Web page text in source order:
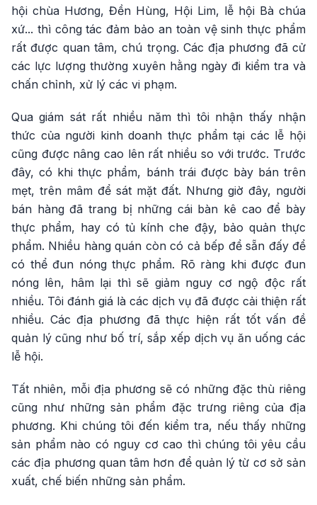
hội chùa Hương, Đền Hùng, Hội Lim, lễ hội Bà chúa
xứ... thì công tác đảm bảo an toàn vệ sinh thực phẩm
rất được quan tâm, chú trọng. Các địa phương đã cử
các lực lượng thường xuyên hằng ngày đi kiểm tra và
chấn chỉnh, xử lý các vi phạm.
Qua giám sát rất nhiều năm thì tôi nhận thấy nhận
thức của người kinh doanh thực phẩm tại các lễ hội
cũng được nâng cao lên rất nhiều so với trước. Trước
đây, có khi thực phẩm, bánh trái được bày bán trên
mẹt, trên mâm để sát mặt đất. Nhưng giờ đây, người
bán hàng đã trang bị những cái bàn kê cao để bày
thực phẩm, hay có tủ kính che đậy, bảo quản thực
phẩm. Nhiều hàng quán còn có cả bếp để sẵn đấy để
có thể đun nóng thực phẩm. Rõ ràng khi được đun
nóng lên, hâm lại thì sẽ giảm nguy cơ ngộ độc rất
nhiều. Tôi đánh giá là các dịch vụ đã được cải thiện rất
nhiều. Các địa phương đã thực hiện rất tốt vấn đề
quản lý cũng như bố trí, sắp xếp dịch vụ ăn uống các
lễ hội.
Tất nhiên, mỗi địa phương sẽ có những đặc thù riêng
cũng như những sản phẩm đặc trưng riêng của địa
phương. Khi chúng tôi đến kiểm tra, nếu thấy những
sản phẩm nào có nguy cơ cao thì chúng tôi yêu cầu
các địa phương quan tâm hơn để quản lý từ cơ sở sản
xuất, chế biến những sản phẩm.